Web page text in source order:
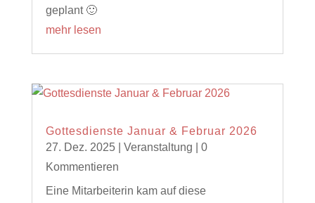
geplant 🙂
mehr lesen
Gottesdienste Januar & Februar 2026
27. Dez. 2025| Veranstaltung | 0
Kommentieren
Eine Mitarbeiterin kam auf diese